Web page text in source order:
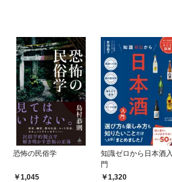
恐怖の民俗学
1,045
知識ゼロから日本酒入
門
1,320